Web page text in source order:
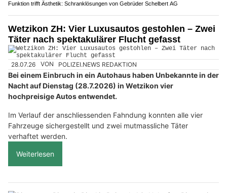
Funktion trifft Ästhetik: Schranklösungen von Gebrüder Schelbert AG
Wetzikon ZH: Vier Luxusautos gestohlen – Zwei
Täter nach spektakulärer Flucht gefasst
28.07.26 VON POLIZEI.NEWS REDAKTION
Bei einem Einbruch in ein Autohaus haben Unbekannte in der
Nacht auf Dienstag (28.7.2026) in Wetzikon vier
hochpreisige Autos entwendet.
Im Verlauf der anschliessenden Fahndung konnten alle vier
Fahrzeuge sichergestellt und zwei mutmassliche Täter
verhaftet werden.
Weiterlesen